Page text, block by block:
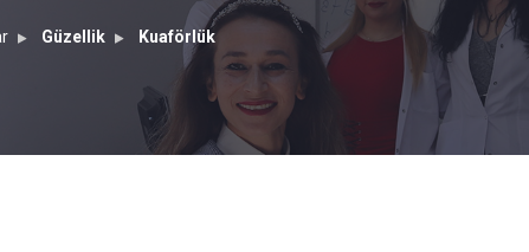
Güzellik Kuaförlük